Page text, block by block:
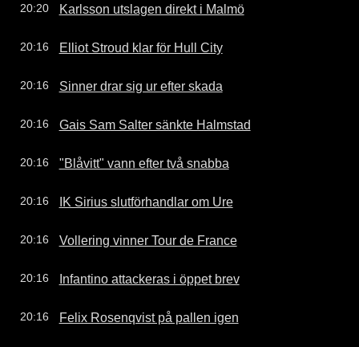
20:20 Karlsson utslagen direkt i Malmö
20:16 Elliot Stroud klar för Hull City
20:16 Sinner drar sig ur efter skada
20:16 Gais Sam Salter sänkte Halmstad
20:16 "Blåvitt" vann efter två snabba
20:16 IK Sirius slutförhandlar om Ure
20:16 Vollering vinner Tour de France
20:16 Infantino attackeras i öppet brev
20:16 Felix Rosenqvist på pallen igen